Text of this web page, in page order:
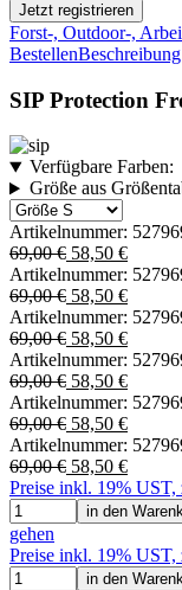
Jetzt registrieren
Forst-, Outdoor-,
BestellenBeschreibung
SIP Protection
Verfügbare Farben:
Größe aus
Artikelnummer:
69,00 € 58,50 €
Artikelnummer:
69,00 € 58,50 €
Artikelnummer:
69,00 € 58,50 €
Artikelnummer:
69,00 € 58,50 €
Artikelnummer:
69,00 € 58,50 €
Artikelnummer:
69,00 € 58,50 €
Preise inkl. 19% UST,
in den
gehen
Preise inkl. 19% UST,
in den